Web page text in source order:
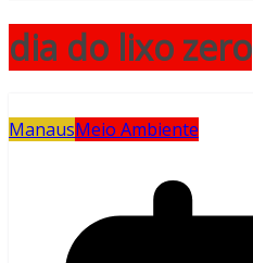
dia do lixo zero
ManausMeio Ambiente